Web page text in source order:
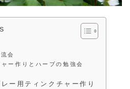
会
ー作りとハーブの勉強会
ー用ティンクチャー作り